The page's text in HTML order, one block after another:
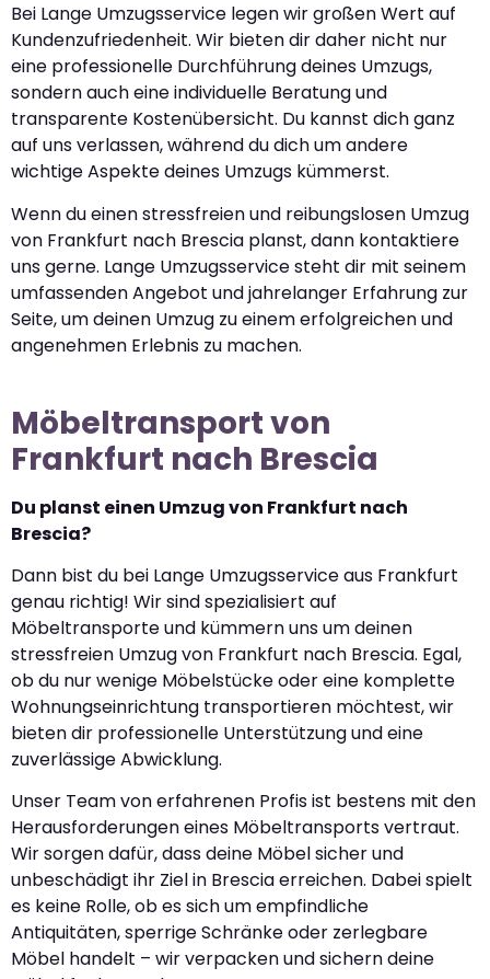
Bei Lange Umzugsservice legen wir großen Wert auf
Kundenzufriedenheit. Wir bieten dir daher nicht nur
eine professionelle Durchführung deines Umzugs,
sondern auch eine individuelle Beratung und
transparente Kostenübersicht. Du kannst dich ganz
auf uns verlassen, während du dich um andere
wichtige Aspekte deines Umzugs kümmerst.
Wenn du einen stressfreien und reibungslosen Umzug
von Frankfurt nach Brescia planst, dann kontaktiere
uns gerne. Lange Umzugsservice steht dir mit seinem
umfassenden Angebot und jahrelanger Erfahrung zur
Seite, um deinen Umzug zu einem erfolgreichen und
angenehmen Erlebnis zu machen.
Möbeltransport von
Frankfurt nach Brescia
Du planst einen Umzug von Frankfurt nach
Brescia?
Dann bist du bei Lange Umzugsservice aus Frankfurt
genau richtig! Wir sind spezialisiert auf
Möbeltransporte und kümmern uns um deinen
stressfreien Umzug von Frankfurt nach Brescia. Egal,
ob du nur wenige Möbelstücke oder eine komplette
Wohnungseinrichtung transportieren möchtest, wir
bieten dir professionelle Unterstützung und eine
zuverlässige Abwicklung.
Unser Team von erfahrenen Profis ist bestens mit den
Herausforderungen eines Möbeltransports vertraut.
Wir sorgen dafür, dass deine Möbel sicher und
unbeschädigt ihr Ziel in Brescia erreichen. Dabei spielt
es keine Rolle, ob es sich um empfindliche
Antiquitäten, sperrige Schränke oder zerlegbare
Möbel handelt – wir verpacken und sichern deine